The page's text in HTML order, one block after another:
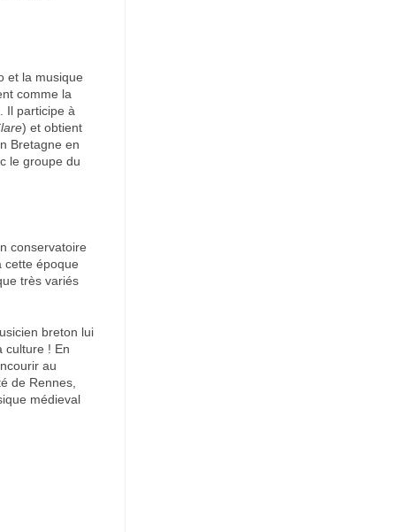
et la musique
comme la
Il participe à
) et obtient
Bretagne en
le groupe du
conservatoire
cette époque
très variés
breton lui
culture ! En
au
de Rennes,
médieval